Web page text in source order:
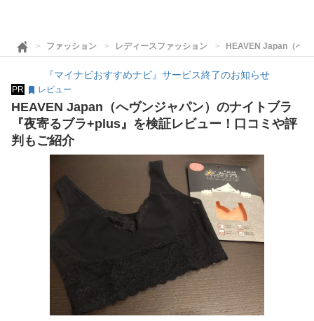
ファッション レディースファッション HEAVEN Japan（へ
『マイナビおすすめナビ』サービス終了のお知らせ
PR レビュー
HEAVEN Japan（へヴンジャパン）のナイトブラ
『夜寄るブラ+plus』を検証レビュー！口コミや評
判もご紹介